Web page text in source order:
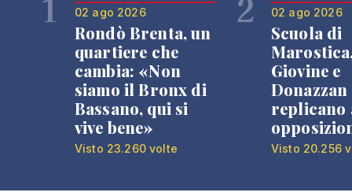
02 ago 2026
Rondò Brenta, un
quartiere che
cambia: «Non
siamo il Bronx di
Bassano, qui si
vive bene»
Visto 23.260 volte
02 ago 2026
Scuola di
Giovine e
Donazzan
replicano
Visto 20.256